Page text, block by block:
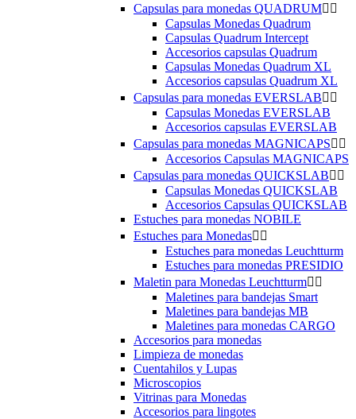
Capsulas para monedas QUADRUM 
Capsulas Monedas Quadrum
Capsulas Quadrum Intercept
Accesorios capsulas Quadrum
Capsulas Monedas Quadrum XL
Accesorios capsulas Quadrum XL
Capsulas para monedas EVERSLAB 
Capsulas Monedas EVERSLAB
Accesorios capsulas EVERSLAB
Capsulas para monedas MAGNICAPS 
Accesorios Capsulas MAGNICAPS
Capsulas para monedas QUICKSLAB 
Capsulas Monedas QUICKSLAB
Accesorios Capsulas QUICKSLAB
Estuches para monedas NOBILE
Estuches para Monedas 
Estuches para monedas Leuchtturm
Estuches para monedas PRESIDIO
Maletin para Monedas Leuchtturm 
Maletines para bandejas Smart
Maletines para bandejas MB
Maletines para monedas CARGO
Accesorios para monedas
Limpieza de monedas
Cuentahilos y Lupas
Microscopios
Vitrinas para Monedas
Accesorios para lingotes